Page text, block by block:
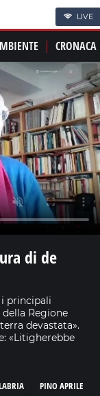
LIVE
CRONACA
di de
principali
Regione
devastata».
«Litigherebbe
PINO APRILE